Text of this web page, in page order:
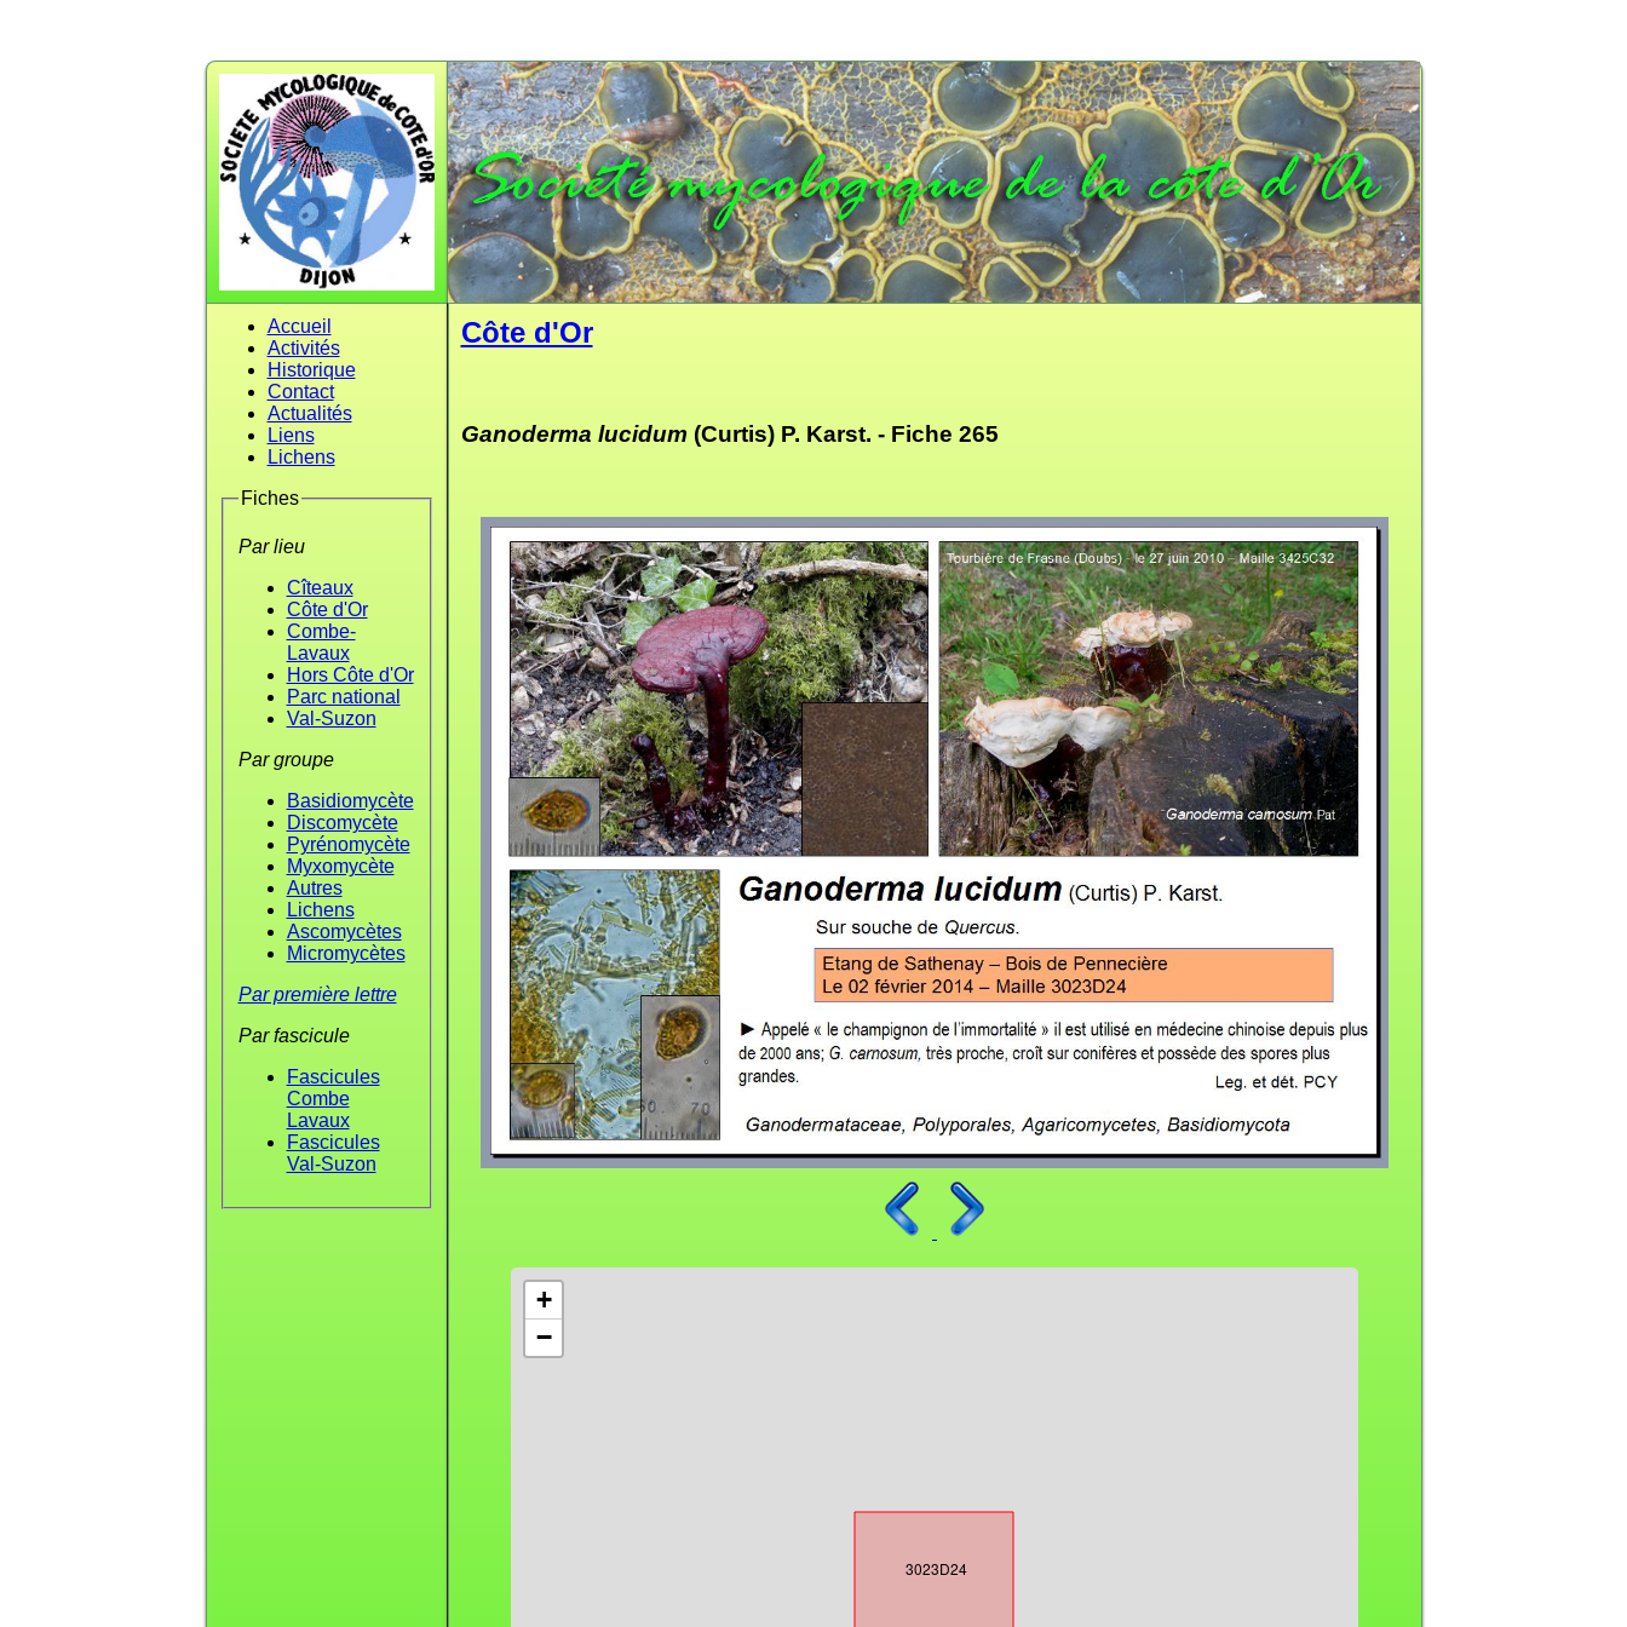
Accueil
Activités
Historique
Contact
Actualités
Liens
Lichens
Fiches
Par lieu
Cîteaux
Côte d'Or
Combe-
Lavaux
Hors Côte d'Or
Parc national
Val-Suzon
Par groupe
Basidiomycète
Discomycète
Pyrénomycète
Myxomycète
Autres
Lichens
Ascomycètes
Micromycètes
Par première lettre
Par fascicule
Fascicules
Combe
Lavaux
Fascicules
Val-Suzon
Côte d'Or
Ganoderma lucidum (Curtis) P. Karst. - Fiche 265
3023D24
+
−